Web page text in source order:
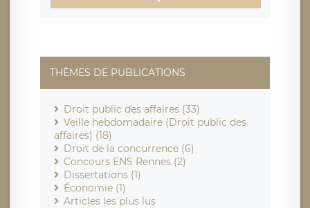
THÈMES DE PUBLICATIONS
Droit public des affaires (33)
Veille hebdomadaire (Droit public des
affaires) (18)
Droit de la concurrence (6)
Concours ENS Rennes (2)
Dissertations (1)
Économie (1)
Articles les plus lus